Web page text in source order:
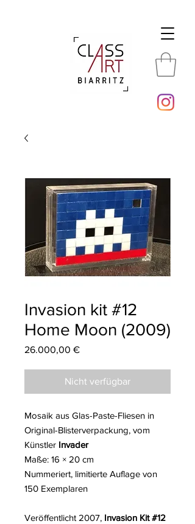
Invasion kit #12
Home Moon (2009)
26.000,00 €Preis
Nicht verfügbar
Mosaik aus Glas-Paste-Fliesen in
Original-Blisterverpackung, vom
Künstler Invader
Maße: 16 × 20 cm
Nummeriert, limitierte Auflage von
150 Exemplaren
Veröffentlicht 2007, Invasion Kit #12